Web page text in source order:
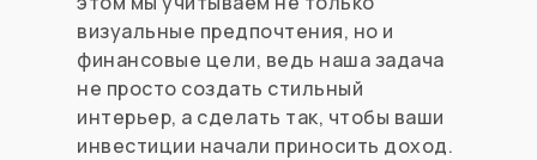
визуальные предпочтения, но и
финансовые цели, ведь наша задача
не просто создать стильный
интерьер, а сделать так, чтобы ваши
инвестиции начали приносить доход.